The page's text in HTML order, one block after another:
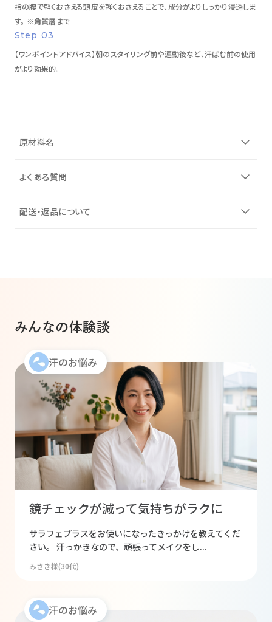
指の腹で軽くおさえる頭皮を軽くおさえることで、成分がよりしっかり浸透しま
す。 ※角質層まで
Step 03
【ワンポイントアドバイス】朝のスタイリング前や運動後など、汗ばむ前の使用
がより効果的。
原材料名
よくある質問
配送・返品について
みんなの体験談
汗のお悩み
鏡チェックが減って気持ちがラクに
サラフェプラスをお使いになったきっかけを教えてくだ
さい。 汗っかきなので、頑張ってメイクをし...
みさき様(30代)
汗のお悩み